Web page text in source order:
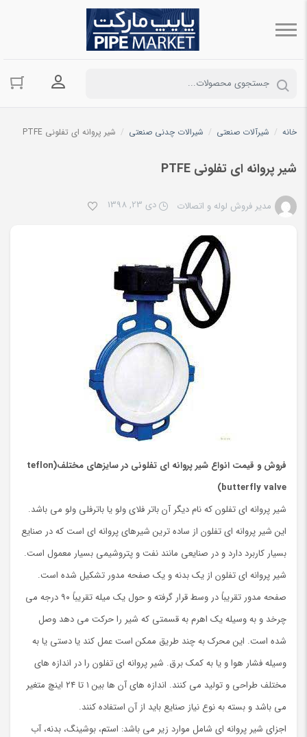
ورود به
خانه / شیرآلات صنعتی / شیرالات چدنی صنعتی / شیر پروانه ای تفلونی PTFE
شیر پروانه ای تفلونی PTFE
مدیر فروش لوله و اتصالات دی 23, 1398
فروش و قیمت انواع شیر پروانه ای تفلونی در سایزهای مختلف(teflon
butterfly valve)
شیر پروانه ای تفلون که نام دیگر آن باتر فلای ولو یا باترفلی ولو می باشد.
این شیر پروانه ای تفلون از ساده ترین شیرهای پروانه ای است که در صنایع
بسیار کاربرد دارد و در صنایعی مانند نفت و پتروشیمی بسیار معمول است.
شیر پروانه ای تفلون از یک بدنه و یک صفحه مدور تشکیل شده است.
صفحه مدور تقریباً در وسط قرار گرفته و حول یک میله تقریباً ۹۰ درجه می
چرخد و به وسیله یک اهرم به قسمتی که شیر را حرکت می دهد وصل
شده است. این محرک به چند طریق ممکن است عمل کند یا دستی یا به
وسیله فشار هوا و یا به کمک برق. شیر پروانه ای تفلون را در اندازه های
مختلف طراحی و تولید می کنند. اندازه های آن ها بین ۱ تا ۲۴ اینچ متغیر
می باشد و بسته به نوع نیاز صنایع باید از آن استفاده کنند.
اجزای شیر پروانه ای شامل موارد زیر می باشد: استم، بوشینگ، بدنه، آب